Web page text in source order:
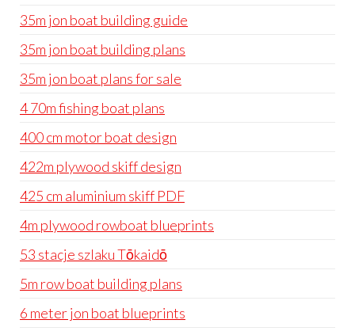
35m jon boat building guide
35m jon boat building plans
35m jon boat plans for sale
4 70m fishing boat plans
400 cm motor boat design
422m plywood skiff design
425 cm aluminium skiff PDF
4m plywood rowboat blueprints
53 stacje szlaku Tōkaidō
5m row boat building plans
6 meter jon boat blueprints